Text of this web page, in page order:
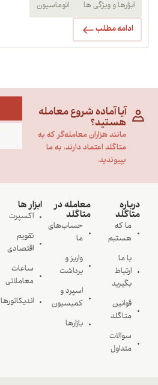
ابزارها و ویژگی ها اتوماسیون
ادامه مطلب
آیا آماده شروع معامله
هستید؟
مانند هزاران معامله‌گر که به
متاگلد اعتماد دارند، به ما
بپیوندید.
درباره
متاگلد
ما که
هستیم
با ما
ارتباط
بگیرید
قوانین
متاگلد
سوالات
متداول
معامله در
متاگلد
حساب‌های
ما
واریز و
برداشت
اسپرد و
کمیسیون
بازارها
ابزار ها
اکسپرت
تقویم
اقتصادی
ساعات
معاملاتی
اندیکاتورها